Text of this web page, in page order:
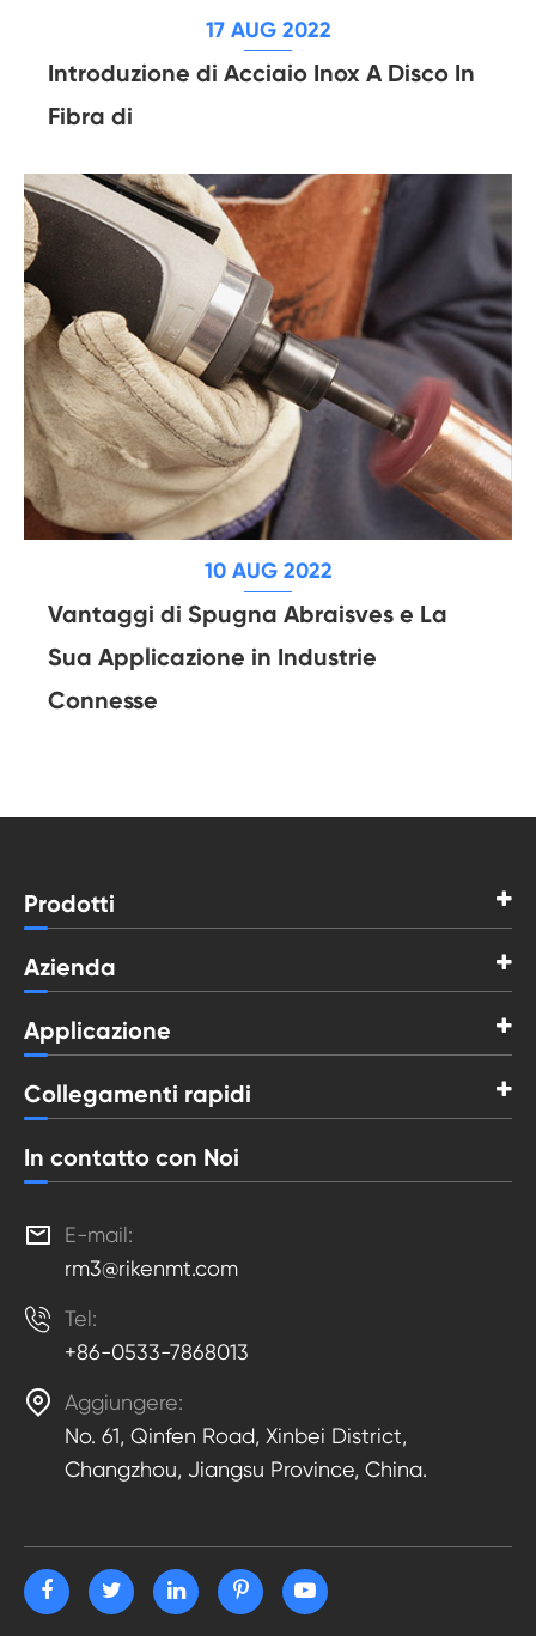
17 AUG 2022
Introduzione di Acciaio Inox A Disco In
Fibra di
10 AUG 2022
Vantaggi di Spugna Abraisves e La
Sua Applicazione in Industrie
Connesse
Prodotti
Azienda
Applicazione
Collegamenti rapidi
In contatto con Noi

E-mail:
rm3@rikenmt.com
 Tel:
+86-0533-7868013
 Aggiungere:
No. 61, Qinfen Road, Xinbei District,
Changzhou, Jiangsu Province, China.